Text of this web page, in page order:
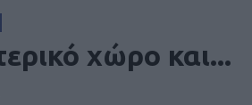
χώρο και...